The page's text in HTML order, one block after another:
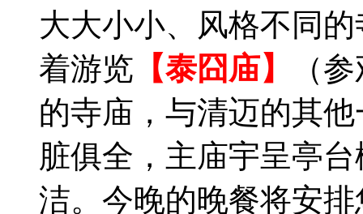
大大小小、风格不同
着游览 【泰囧庙】
（
的寺庙，与清迈的其
脏俱全，主庙宇呈亭
洁。今晚的晚餐将安